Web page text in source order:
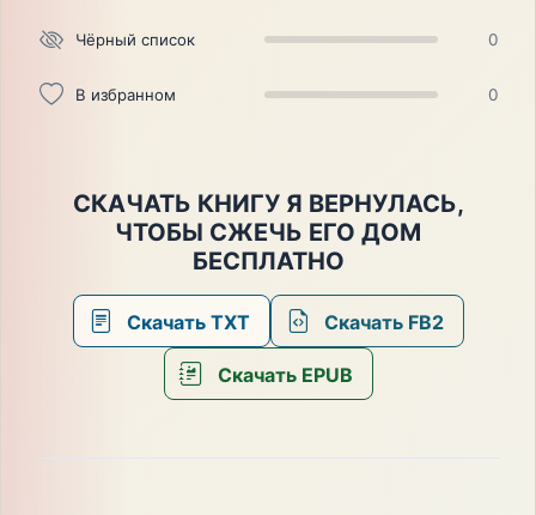
Чёрный список 0
В избранном 0
СКАЧАТЬ КНИГУ Я ВЕРНУЛАСЬ,
ЧТОБЫ СЖЕЧЬ ЕГО ДОМ
БЕСПЛАТНО
Скачать TXT Скачать FB2
Скачать EPUB